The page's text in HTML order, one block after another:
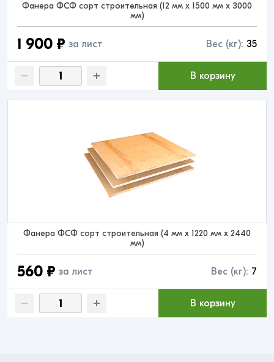
Фанера ФСФ сорт строительная (12 мм x 1500 мм x 3000
мм)
1 900 ₽ за лист Вес (кг): 35
В корзину
Фанера ФСФ сорт строительная (4 мм x 1220 мм x 2440
мм)
560 ₽ за лист Вес (кг): 7
В корзину